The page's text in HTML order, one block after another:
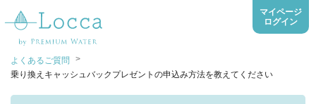
マイページ
ログイン
よくあるご質問
>
乗り換えキャッシュバックプレゼントの申込み方法を教えてください